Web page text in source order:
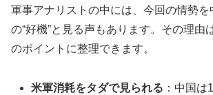
軍事アナリストの中には、今回の情勢を
の“好機”と見る声もあります。その理由
のポイントに整理できます。
米軍消耗をタダで見られる ：中国